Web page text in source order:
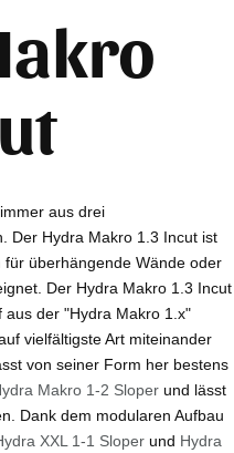
aus drei
Der Hydra Makro 1.3 Incut ist
überhängende Wände oder
Der Hydra Makro 1.3 Incut
aus der "Hydra Makro 1.x"
vielfältigste Art miteinander
von seiner Form her bestens
Makro 1-2 Sloper und lässt
Dank dem modularen Aufbau
XXL 1-1 Sloper und Hydra